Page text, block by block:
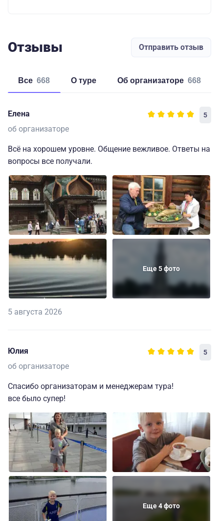
Отзывы Отправить отзыв
Все 668 о туре об организаторе 668
Елена 5
об организаторе
Всё на хорошем уровне. Общение вежливое. Ответы на
вопросы все получали.
Еще 5 фото
5 августа 2026
Юлия 5
об организаторе
Спасибо организаторам и менеджерам тура!
все было супер!
Еще 4 фото